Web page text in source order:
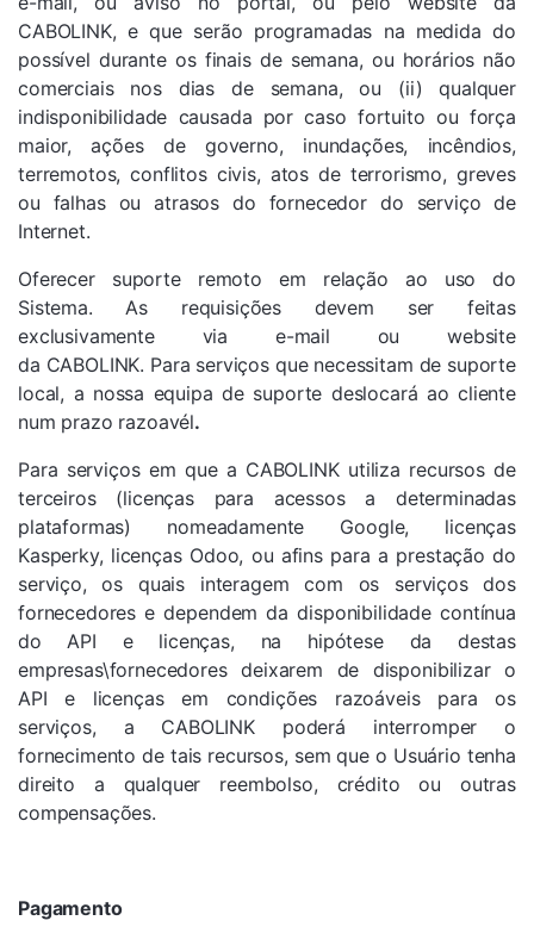
CABOLINK, e que serão programadas na medida do
possível durante os finais de semana, ou horários não
comerciais nos dias de semana, ou (ii) qualquer
indisponibilidade causada por caso fortuito ou força
maior, ações de governo, inundações, incêndios,
terremotos, conflitos civis, atos de terrorismo, greves
ou falhas ou atrasos do fornecedor do serviço de
Internet.
Oferecer suporte remoto em relação ao uso do
Sistema. As requisições devem ser feitas
exclusivamente via e-mail ou website
da CABOLINK. Para serviços que necessitam de suporte
local, a nossa equipa de suporte deslocará ao cliente
num prazo razoavél.
Para serviços em que a CABOLINKutiliza recursos de
terceiros (licenças para acessos a determinadas
plataformas) nomeadamente Google, licenças
Kasperky, licenças Odoo, ou afins para a prestação do
serviço, os quais interagem com os serviços dos
fornecedores e dependem da disponibilidade contínua
do API e licenças, na hipótese da destas
empresas\fornecedores deixarem de disponibilizar o
API e licenças em condições razoáveis para os
serviços, a CABOLINK poderá interromper o
fornecimento de tais recursos, sem que o Usuário tenha
direito a qualquer reembolso, crédito ou outras
compensações.
Pagamento